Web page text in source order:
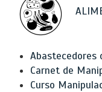
Abastecedores
Carnet de
Curso